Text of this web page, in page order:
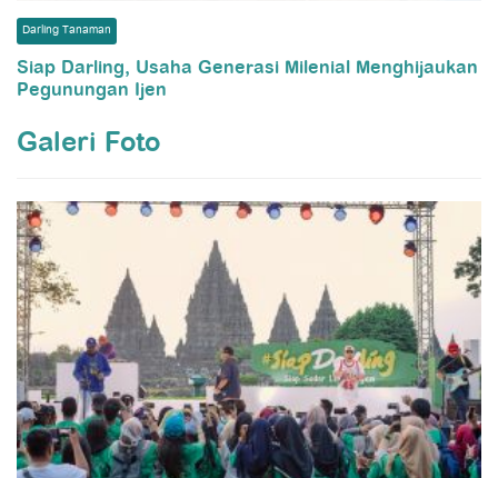
Darling Tanaman
Siap Darling, Usaha Generasi Milenial Menghijaukan
Pegunungan Ijen
Galeri Foto